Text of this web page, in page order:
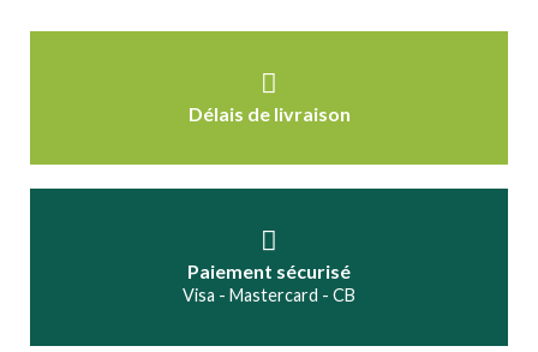
Délais de livraison
Paiement sécurisé
Visa - Mastercard - CB